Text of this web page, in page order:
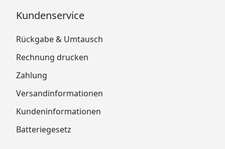
Kundenservice
Rückgabe & Umtausch
Rechnung drucken
Zahlung
Versandinformationen
Kundeninformationen
Batteriegesetz